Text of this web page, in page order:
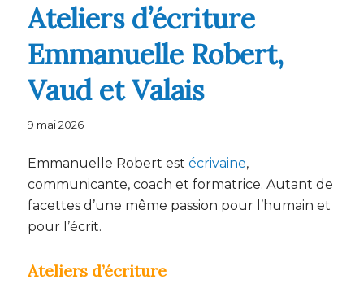
Ateliers d’écriture
Emmanuelle Robert,
Vaud et Valais
9 mai 2026
Emmanuelle Robert est écrivaine,
communicante, coach et formatrice. Autant de
facettes d’une même passion pour l’humain et
pour l’écrit.
Ateliers d’écriture